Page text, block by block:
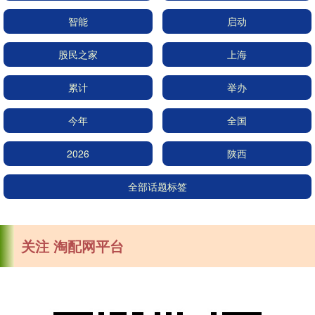
智能 启动
股民之家 上海
累计 举办
今年 全国
2026 陕西
全部话题标签
关注 淘配网平台